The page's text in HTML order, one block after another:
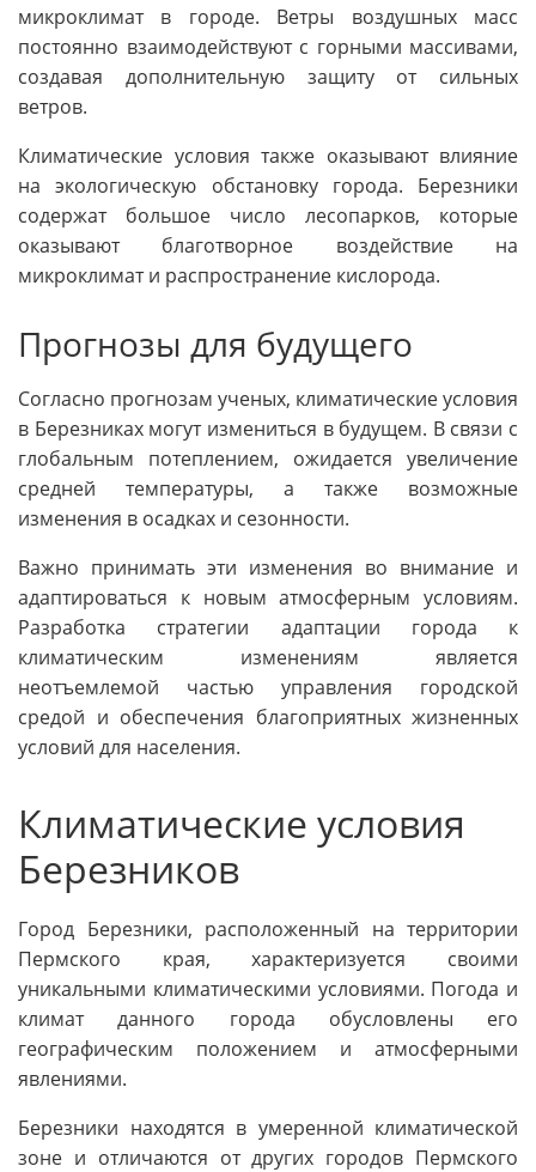
микроклимат в городе. Ветры воздушных масс
постоянно взаимодействуют с горными массивами,
создавая дополнительную защиту от сильных
ветров.
Климатические условия также оказывают влияние
на экологическую обстановку города. Березники
содержат большое число лесопарков, которые
оказывают благотворное воздействие на
микроклимат и распространение кислорода.
Прогнозы для будущего
Согласно прогнозам ученых, климатические условия
в Березниках могут измениться в будущем. В связи с
глобальным потеплением, ожидается увеличение
средней температуры, а также возможные
изменения в осадках и сезонности.
Важно принимать эти изменения во внимание и
адаптироваться к новым атмосферным условиям.
Разработка стратегии адаптации города к
климатическим изменениям является
неотъемлемой частью управления городской
средой и обеспечения благоприятных жизненных
условий для населения.
Климатические условия
Березников
Город Березники, расположенный на территории
Пермского края, характеризуется своими
уникальными климатическими условиями. Погода и
климат данного города обусловлены его
географическим положением и атмосферными
явлениями.
Березники находятся в умеренной климатической
зоне и отличаются от других городов Пермского